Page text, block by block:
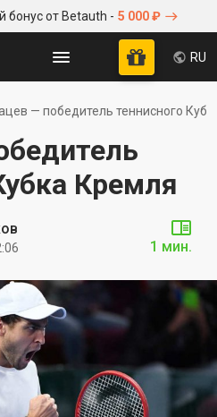
бонус от Betauth - 5 000 ₽
RU
— победитель теннисного
Кремля
1 мин.